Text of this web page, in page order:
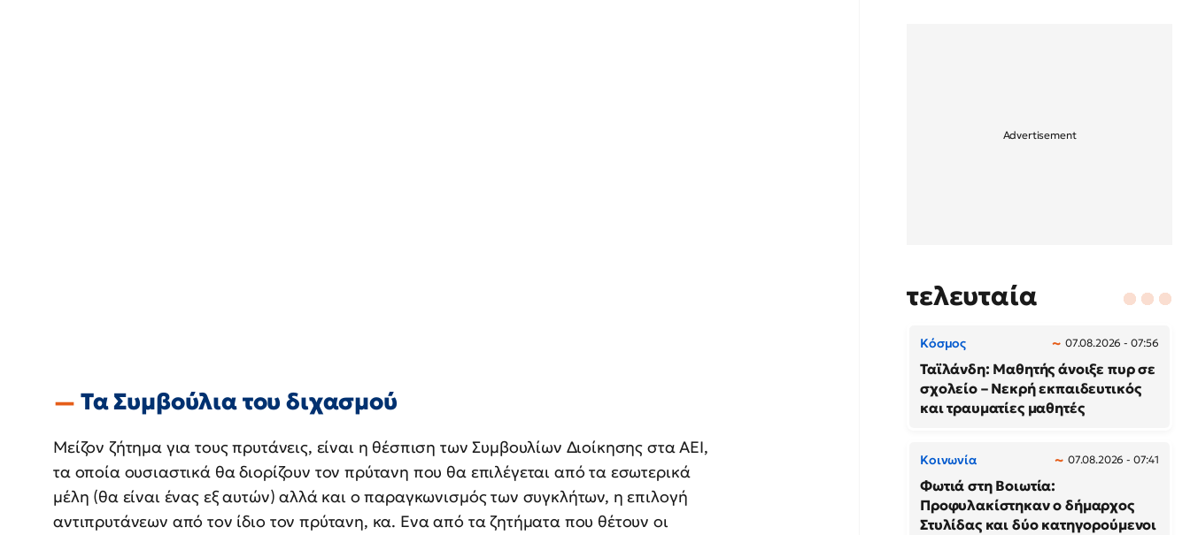
Τα Συμβούλια του διχασμού
Μείζον ζήτημα για τους πρυτάνεις, είναι η θέσπιση των Συμβουλίων Διοίκησης στα ΑΕΙ,
τα οποία ουσιαστικά θα διορίζουν τον πρύτανη που θα επιλέγεται από τα εσωτερικά
μέλη (θα είναι ένας εξ αυτών) αλλά και ο παραγκωνισμός των συγκλήτων, η επιλογή
αντιπρυτάνεων από τον ίδιο τον πρύτανη, κα. Ενα από τα ζητήματα που θέτουν οι
τελευταία
Κόσμος 07.08.2026 - 07:56
Ταϊλάνδη: Μαθητής άνοιξε πυρ σε
σχολείο – Νεκρή εκπαιδευτικός
και τραυματίες μαθητές
Κοινωνία 07.08.2026 - 07:41
Φωτιά στη Βοιωτία:
Προφυλακίστηκαν ο δήμαρχος
Στυλίδας και δύο κατηγορούμενοι